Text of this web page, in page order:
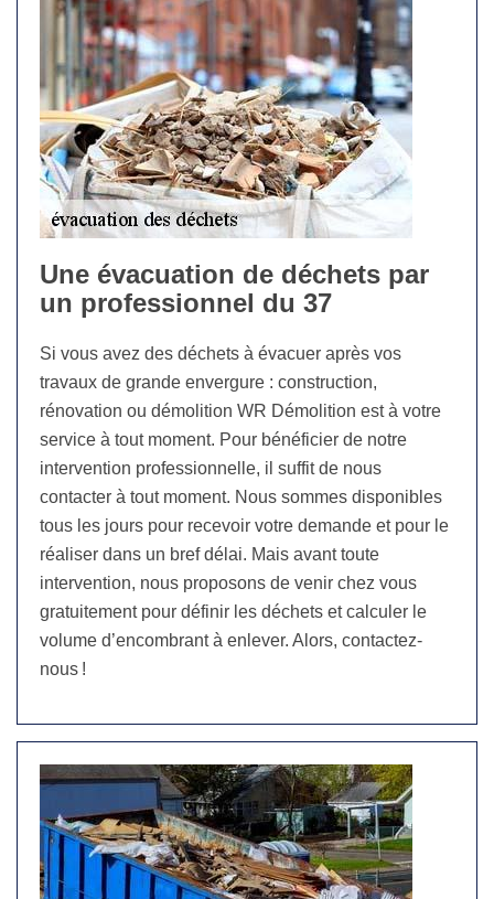
Une évacuation de déchets par
un professionnel du 37
Si vous avez des déchets à évacuer après vos
travaux de grande envergure : construction,
rénovation ou démolition WR Démolition est à votre
service à tout moment. Pour bénéficier de notre
intervention professionnelle, il suffit de nous
contacter à tout moment. Nous sommes disponibles
tous les jours pour recevoir votre demande et pour le
réaliser dans un bref délai. Mais avant toute
intervention, nous proposons de venir chez vous
gratuitement pour définir les déchets et calculer le
volume d’encombrant à enlever. Alors, contactez-
nous !